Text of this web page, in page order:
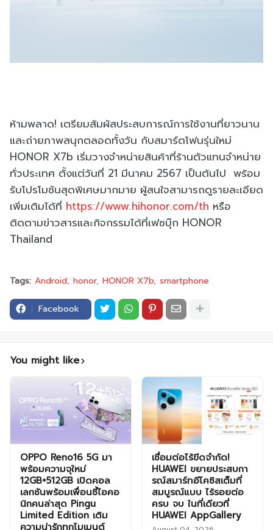
ห้ามพลาด! เตรียมสัมผัสประสบการณ์การใช้งานที่ยาวนาน
และถ่ายภาพสนุกตลอดทั้งวัน กับสมาร์ตโฟนรุ่นใหม่
HONOR X7b เริ่มวางจำหน่ายสินค้าที่ร้านตัวแทนจำหน่าย
ทั่วประเทศ ตั้งแต่วันที่ 21 มีนาคม 2567 เป็นต้นไป พร้อม
รับโปรโมชันสุดพิเศษมากมาย ผู้สนใจสามารถดูรายละเอียด
เพิ่มเติมได้ที่ https://www.hihonor.com/th หรือ
ติดตามข่าวสารและกิจกรรมได้ที่เฟซบุ๊ก HONOR
Thailand
Tags: Android honor HONOR X7b smartphone
Facebook
You might like
OPPO Reno16 5G มา
พร้อมความจุใหม่
12GB+512GB เปิดคอล
เลกชันพร้อมเพื่อนซี้ไอคอ
นิกคนล่าสุด Pingu
Limited Edition เติม
ความน่ารักทุกโมเมนต์
เชื่อมต่อไร้ขีดจำกัด!
HUAWEI ขยายประสบกา
รณ์สมาร์ทอีโคซิสเต็มที่
สมบูรณ์แบบ ไร้รอยต่อ
ครบ จบ ในที่เดียวที่
HUAWEI AppGallery